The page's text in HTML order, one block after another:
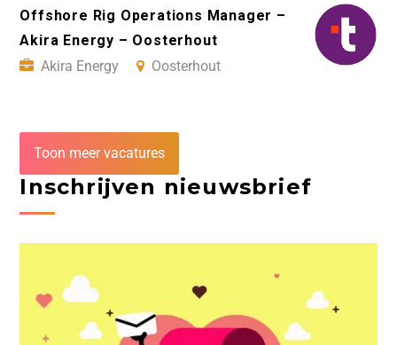
Offshore Rig Operations Manager –
Akira Energy – Oosterhout
Akira Energy
Oosterhout
Toon meer vacatures
Inschrijven nieuwsbrief